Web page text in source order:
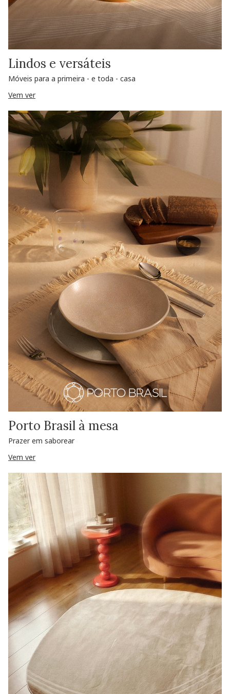
Lindos e versáteis
Móveis para a primeira - e toda - casa
Vem ver
Porto Brasil à mesa
Prazer em saborear
Vem ver